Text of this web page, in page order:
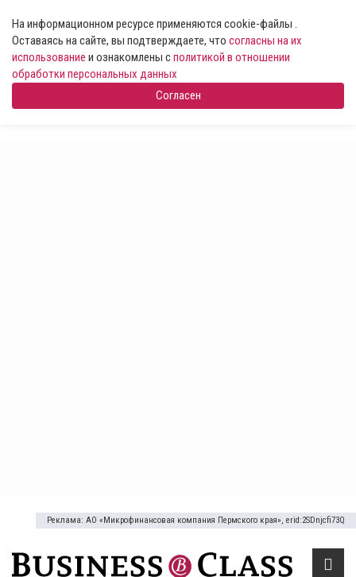
На информационном ресурсе применяются cookie-файлы .
Оставаясь на сайте, вы подтверждаете, что согласны на их
использование и ознакомлены сполитикой в отношении
обработки персональных данных
Согласен
Реклама: АО «Микрофинансовая компания Пермского края», erid:2SDnjcfi73Q